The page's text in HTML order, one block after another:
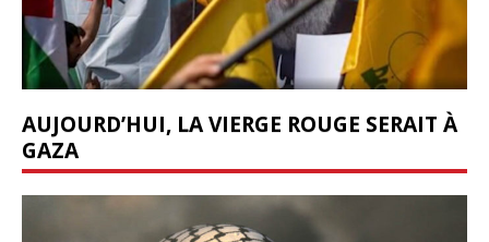
AUJOURD’HUI, LA VIERGE ROUGE SERAIT À
GAZA